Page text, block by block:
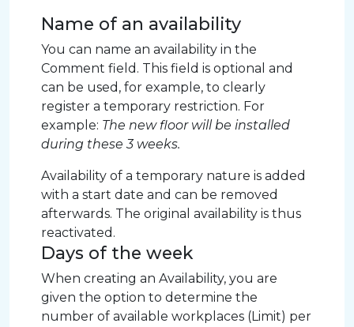
Name of an availability
You can name an availability in the
Comment field. This field is optional and
can be used, for example, to clearly
register a temporary restriction. For
example: The new floor will be installed
during these 3 weeks.
Availability of a temporary nature is added
with a start date and can be removed
afterwards. The original availability is thus
reactivated.
Days of the week
When creating an Availability, you are
given the option to determine the
number of available workplaces (Limit) per